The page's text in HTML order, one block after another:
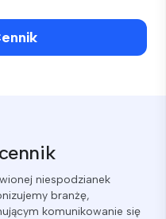
cennik
niespodzianek
branżę,
komunikowanie się